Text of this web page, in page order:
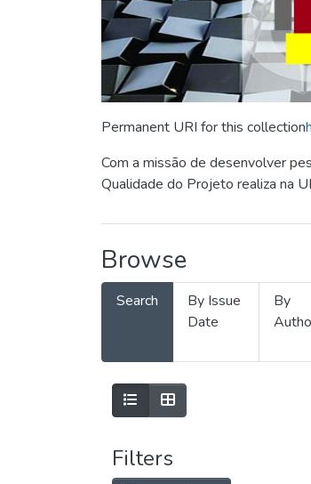
Permanent URI for this collection
Com a missão de desenvolver
Qualidade do Projeto realiza na
Browse
Search
By Issue
Date
By
Filters